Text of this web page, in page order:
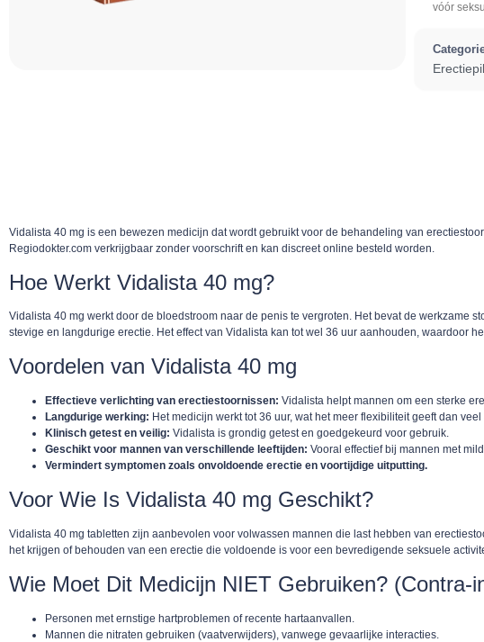
vóór
Vidalista 40 mg is een bewezen medicijn dat wordt gebruikt voor de behandeling van
Regiodokter.com verkrijgbaar zonder voorschrift en kan discreet online besteld worden.
Hoe Werkt Vidalista 40 mg?
Vidalista 40 mg werkt door de bloedstroom naar de penis te vergroten. Het bevat de werkzame
stevige en langdurige erectie. Het effect van Vidalista kan tot wel 36 uur aanhouden, waardoor
Voordelen van Vidalista 40 mg
Effectieve verlichting van erectiestoornissen: Vidalista helpt mannen om een sterke
Langdurige werking: Het medicijn werkt tot 36 uur, wat het meer flexibiliteit geeft dan
Klinisch getest en veilig: Vidalista is grondig getest en goedgekeurd voor gebruik.
Geschikt voor mannen van verschillende leeftijden: Vooral effectief bij mannen met
Vermindert symptomen zoals onvoldoende erectie en voortijdige uitputting.
Voor Wie Is Vidalista 40 mg Geschikt?
Vidalista 40 mg tabletten zijn aanbevolen voor volwassen mannen die last hebben van
het krijgen of behouden van een erectie die voldoende is voor een bevredigende seksuele
Wie Moet Dit Medicijn NIET Gebruiken? (Contra-
Personen met ernstige hartproblemen of recente hartaanvallen.
Mannen die nitraten gebruiken (vaatverwijders), vanwege gevaarlijke interacties.